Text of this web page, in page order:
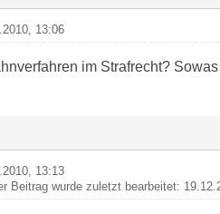
13:06
im Strafrecht?
13:13
Beitrag wurde zuletzt bearbeitet: